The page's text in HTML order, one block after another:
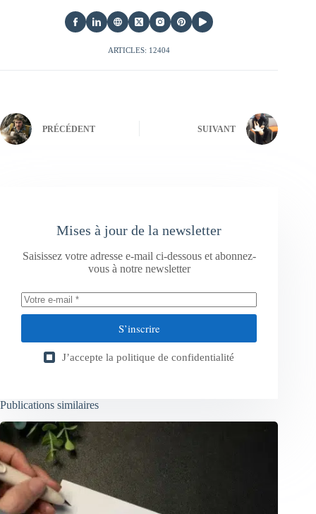
ARTICLES: 12404
PRÉCÉDENT SUIVANT
Mises à jour de la newsletter
Saisissez votre adresse e-mail ci-dessous et abonnez-
vous à notre newsletter
S’inscrire
J’accepte la politique de confidentialité
Publications similaires